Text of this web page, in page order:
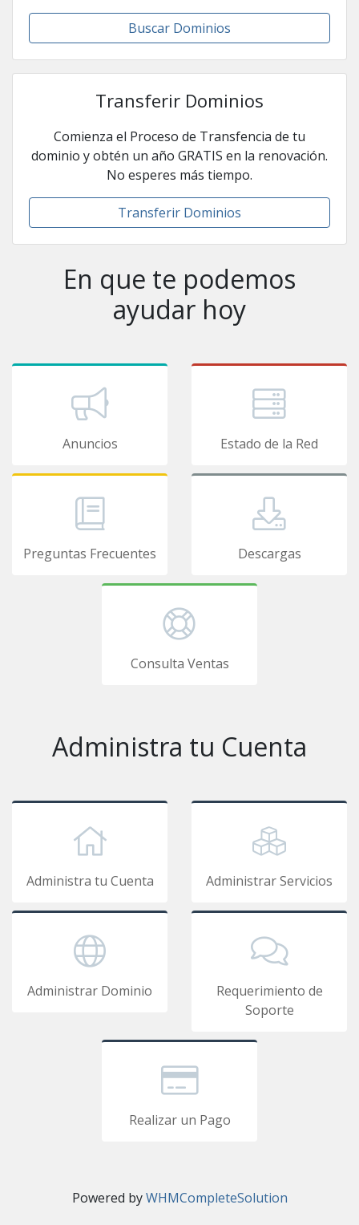
Buscar Dominios
Transferir Dominios
Comienza el Proceso de Transfencia de tu
dominio y obtén un año GRATIS en la renovación.
No esperes más tiempo.
Transferir Dominios
En que te podemos
ayudar hoy
Anuncios Estado de la Red
Preguntas Frecuentes Descargas
Consulta Ventas
Administra tu Cuenta
Administra tu Cuenta Administrar Servicios
Administrar Dominio
Requerimiento de
Soporte
Realizar un Pago
Powered byWHMCompleteSolution